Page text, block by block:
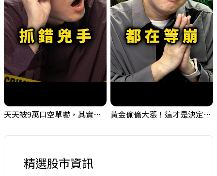
天天被9萬口空單嚇，其實你盯錯地方了｜Mr.Jimmy高志銘 #台股 #外資期貨 #融資 黃金偷偷大漲！這才是決定台股生死的「真風向球」！｜Mr.Jimmy高志銘 #黃金 #美元指數 #聯準會
精選股市資訊